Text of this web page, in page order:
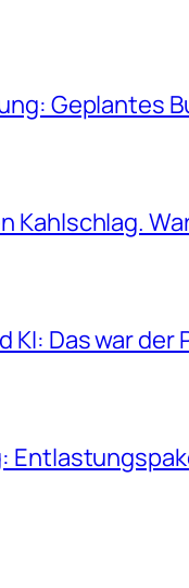
Geplantes
Kahlschlag.
Das war der